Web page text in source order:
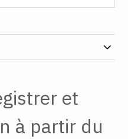
et
à partir du